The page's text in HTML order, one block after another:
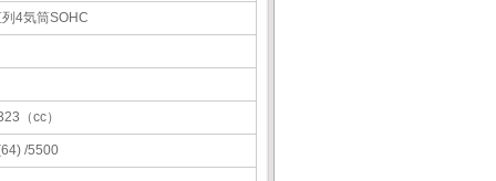
4気筒SOHC
（cc）
/5500